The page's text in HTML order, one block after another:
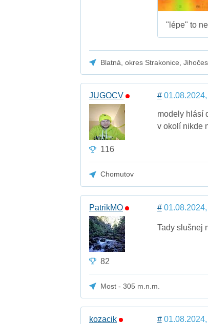
"lépe" to
Blatná, okres Strakonice,
JUGOCV
116
#01.08.2024,
modely hlásí
v okolí nikde
Chomutov
PatrikMO
82
#01.08.2024,
Tady slušnej
Most - 305 m.n.m.
kozacik #01.08.2024,